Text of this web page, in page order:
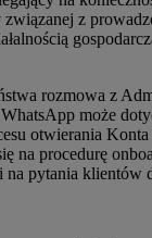
związanej z
rozmowa z
może
otwierania
na procedurę
pytania klientów